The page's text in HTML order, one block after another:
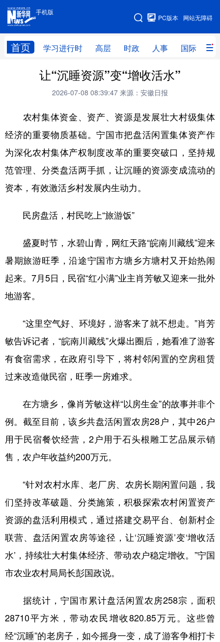
手机版
网站无障碍
PC版本
首页 学习进行时 高层 时政 人事 国际 财
手机版
网站地图
学习进行时 高层 时政
财经 网评
台湾 思客智库 全球连线 教育
科技 科创 量子 体育
文化 书画 健康 军事
访谈 视频 图片 政务
食品 人居 信息化
学术中国 乡村振兴 银龄 溯源中国
城市 旅游 能源 会展
彩票 娱乐 时尚 悦读
公益
文化产业
地方频道
北京 天津 河北
辽宁 吉林 上海 江苏
浙江 安徽 福建 江西
山东 河南 湖北 湖南
广东 广西
四川 贵州 云南 西藏
陕西 甘肃 青海 宁夏
新疆 内蒙古 黑龙江
多语种频道
Русский язык 日本語 한국어
Deutsch Português
让“沉睡资源”变“增收活水”
2026-07-08 08:39:47 来源：安徽日报
农村集体资金、资产、资源是发展壮大村级集体
经济的重要物质基础。宁国市把盘活闲置集体资产作
为深化农村集体产权制度改革的重要突破口，坚持规
范管理、分类盘活两手抓，让沉睡的资源变成流动的
资本，有效激活乡村发展内生动力。
民房盘活，村民吃上“旅游饭”
盛夏时节，水碧山青，网红天路“皖南川藏线”迎来
暑期旅游旺季，沿途宁国市方塘乡方塘村又开始热闹
起来。7月5日，民宿“红小满”业主肖芳敏又迎来一批外
地游客。
“这里空气好、环境好，游客来了就不想走。”肖芳
敏告诉记者，“皖南川藏线”火爆出圈后，她看准了游客
有食宿需求，在政府引导下，将村邻闲置的空房租赁
过来改造做民宿，旺季一房难求。
在方塘乡，像肖芳敏这样“以房生金”的故事并非个
例。截至目前，该乡共盘活闲置农房28户，其中26户
用于民宿餐饮经营，2户用于石头根雕工艺品展示销
售，农户年收益约200万元。
“针对农村水库、老厂房、农房长期闲置问题，我
们坚持改革破题、分类施策，积极探索农村闲置资产
资源的盘活利用模式，通过搭建交易平台、创新村企
联营、盘活闲置农房等途径，让‘沉睡资源’变‘增收活
水’，持续壮大村集体经济、带动农户稳定增收。”宁国
市农业农村局局长彭国政说。
据统计，宁国市累计盘活闲置农房258宗，面积
28710平方米，带动农民增收820.85万元。这些曾
经“沉睡”的老房子，如今摇身一变，成了游客争相打卡